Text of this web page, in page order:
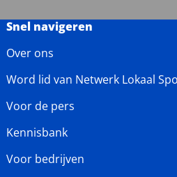
Snel navigeren
Over ons
Word lid van Netwerk Lokaal
Voor de pers
Kennisbank
Voor bedrijven